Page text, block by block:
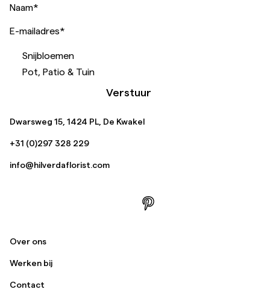
Naam*
E-mailadres*
Snijbloemen
Pot, Patio & Tuin
Verstuur
Dwarsweg 15, 1424 PL, De Kwakel
+31 (0)297 328 229
info@hilverdaflorist.com
Over ons
Werken bij
Contact